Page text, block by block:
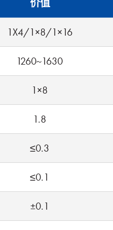
价值
1X4/1×8/1×16
1260~1630
1×8
1.8
≤0.3
≤0.1
±0.1